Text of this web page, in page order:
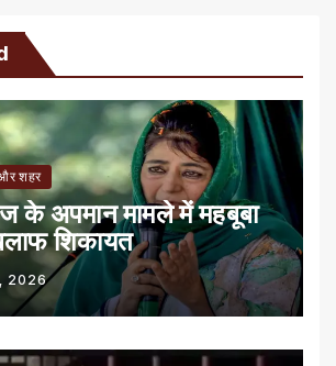
शहर
के अपमान मामले में महबूबा
शिकायत
2026